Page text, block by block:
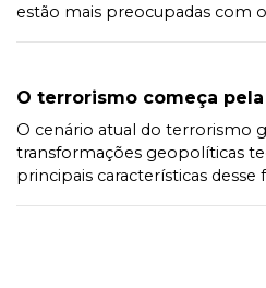
estão mais preocupadas com
O terrorismo começa
O cenário atual do terrorismo
transformações geopolíticas
principais características desse